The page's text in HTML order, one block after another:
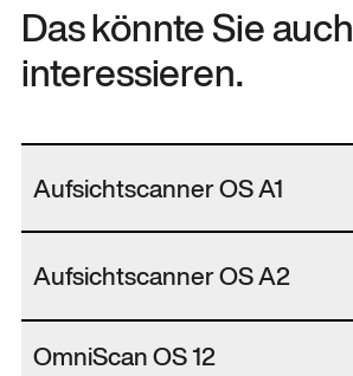
Das könnte Sie auch
interessieren.
Aufsichtscanner OS A1
Aufsichtscanner OS A2
OmniScan OS 12